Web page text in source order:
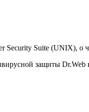
Security Suite (UNIX),
защиты